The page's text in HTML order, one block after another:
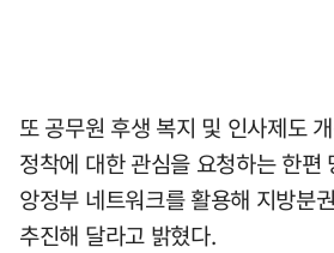
또 공무원 후생 복지 및 인사제도
정착에 대한 관심을 요청하는 한편
앙정부 네트워크를 활용해 지방분
추진해 달라고 밝혔다.